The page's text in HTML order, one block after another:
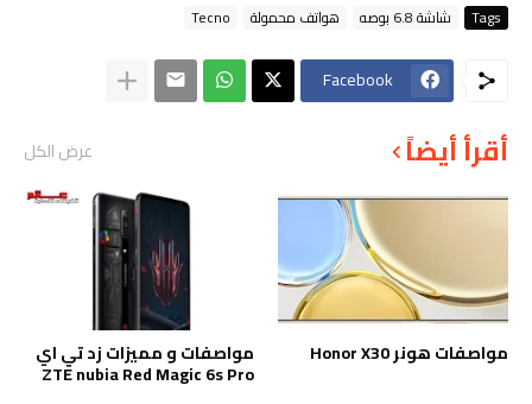
Tags شاشة 6.8 بوصه هواتف محمولة Tecno
Facebook
أقرأ أيضاً عرض الكل
مواصفات هونر Honor X30 مواصفات و مميزات زد تي اي
ZTE nubia Red Magic 6s Pro